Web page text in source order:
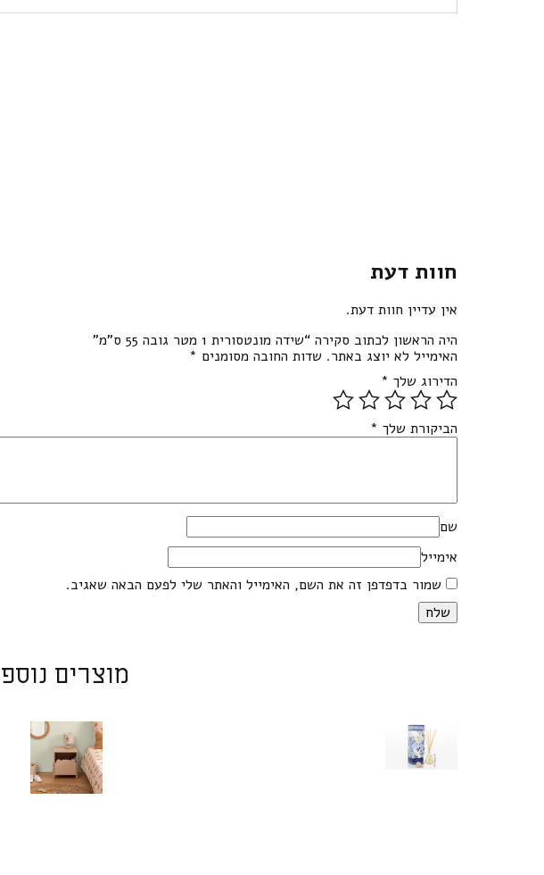
חוות דעת
אין עדיין חוות דעת.
היה הראשון לכתוב סקירה “שידה מונטסורית 1 מטר גובה 55 ס”מ”
האימייל לא יוצג באתר. שדות החובה מסומנים *
הדירוג שלך *
הביקורת שלך *
שם
אימייל
שמור בדפדפן זה את השם, האימייל והאתר שלי לפעם הבאה שאגיב.
מוצרים